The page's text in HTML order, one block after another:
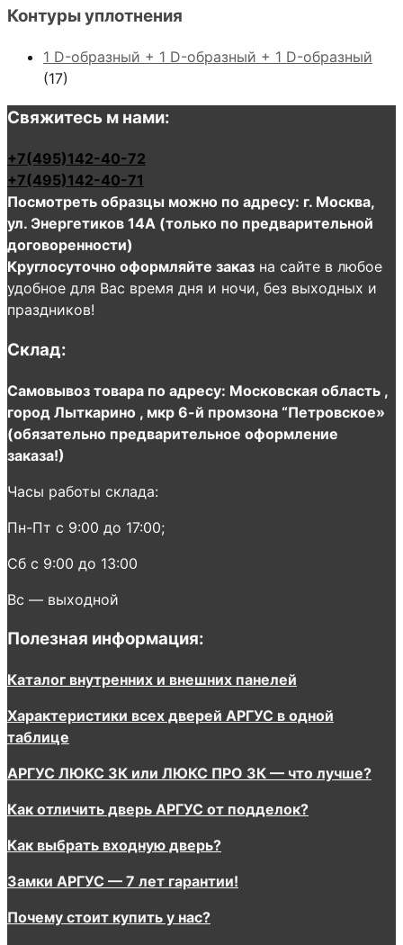
Контуры уплотнения
1 D-образный + 1 D-образный + 1 D-образный
(17)
Свяжитесь м нами:
+7(495)142-40-72
+7(495)142-40-71
Посмотреть образцы можно по адресу: г. Москва,
ул. Энергетиков 14А (только по предварительной
договоренности)
Круглосуточно оформляйте заказ на сайте в любое
удобное для Вас время дня и ночи, без выходных и
праздников!
Склад:
Самовывоз товара по адресу: Московская область ,
город Лыткарино , мкр 6-й промзона “Петровское»
(обязательно предварительное оформление
заказа!)
Часы работы склада:
Пн-Пт с 9:00 до 17:00;
Сб с 9:00 до 13:00
Вс — выходной
Полезная информация:
Каталог внутренних и внешних панелей
Характеристики всех дверей АРГУС в одной
таблице
АРГУС ЛЮКС 3К или ЛЮКС ПРО 3К — что лучше?
Как отличить дверь АРГУС от подделок?
Как выбрать входную дверь?
Замки АРГУС — 7 лет гарантии!
Почему стоит купить у нас?